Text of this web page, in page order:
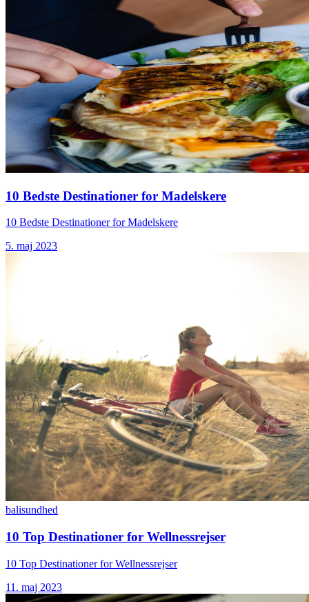
10 Bedste Destinationer for Madelskere
10 Bedste Destinationer for Madelskere
5. maj 2023
balisundhed
10 Top Destinationer for Wellnessrejser
10 Top Destinationer for Wellnessrejser
11. maj 2023